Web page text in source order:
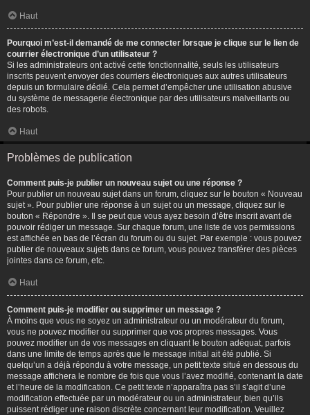
Haut
Pourquoi m’est-il demandé de me connecter lorsque je clique sur le lien de
courrier électronique d’un utilisateur ?
Si les administrateurs ont activé cette fonctionnalité, seuls les utilisateurs
inscrits peuvent envoyer des courriers électroniques aux autres utilisateurs
depuis un formulaire dédié. Cela permet d’empêcher une utilisation abusive
du système de messagerie électronique par des utilisateurs malveillants ou
des robots.
Haut
Problèmes de publication
Comment puis-je publier un nouveau sujet ou une réponse ?
Pour publier un nouveau sujet dans un forum, cliquez sur le bouton « Nouveau
sujet ». Pour publier une réponse à un sujet ou un message, cliquez sur le
bouton « Répondre ». Il se peut que vous ayez besoin d’être inscrit avant de
pouvoir rédiger un message. Sur chaque forum, une liste de vos permissions
est affichée en bas de l’écran du forum ou du sujet. Par exemple : vous pouvez
publier de nouveaux sujets dans ce forum, vous pouvez transférer des pièces
jointes dans ce forum, etc.
Haut
Comment puis-je modifier ou supprimer un message ?
À moins que vous ne soyez un administrateur ou un modérateur du forum,
vous ne pouvez modifier ou supprimer que vos propres messages. Vous
pouvez modifier un de vos messages en cliquant le bouton adéquat, parfois
dans une limite de temps après que le message initial ait été publié. Si
quelqu’un a déjà répondu à votre message, un petit texte situé en dessous du
message affichera le nombre de fois que vous l’avez modifié, contenant la date
et l’heure de la modification. Ce petit texte n’apparaîtra pas s’il s’agit d’une
modification effectuée par un modérateur ou un administrateur, bien qu’ils
puissent rédiger une raison discrète concernant leur modification. Veuillez